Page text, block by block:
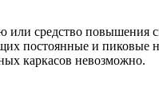
средство повышения
постоянные и пиковые
каркасов невозможно.